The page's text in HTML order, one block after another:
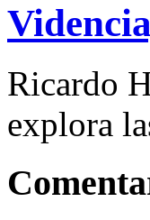
Ricardo
explora